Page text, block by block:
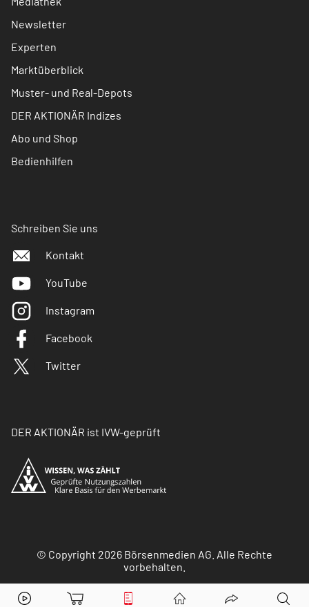
Newsletter
Experten
Marktüberblick
Muster- und Real-Depots
DER AKTIONÄR Indizes
Abo und Shop
Bedienhilfen
Schreiben Sie uns
Kontakt
YouTube
Instagram
Facebook
Twitter
DER AKTIONÄR ist IVW-geprüft
© Copyright 2026 Börsenmedien AG. Alle Rechte
vorbehalten.